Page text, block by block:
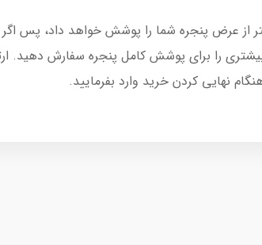
از عرض پنجره شما را پوشش خواهد داد، پس
را برای پوشش کامل پنجره سفارش دهید.
نهایی کردن خرید وارد بفرمایید.